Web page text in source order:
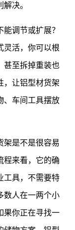
决。
调节或扩展？
灵活，你可以根
甚至拆掉重装也
，让铝型材货架
、车间工具摆放
架是不是很容易
程来看，它的确
工具，不需要特
数人在一两个小
果你正在寻找一